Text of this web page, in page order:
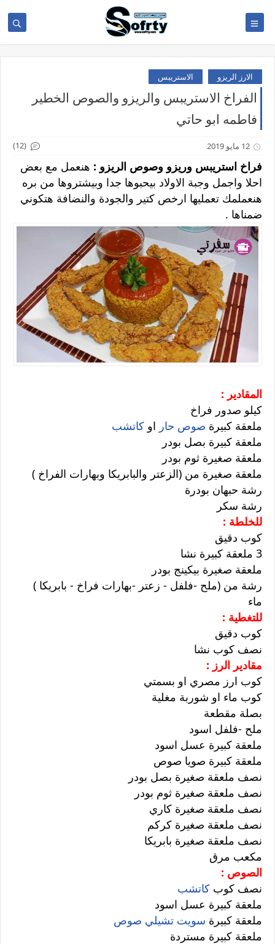
الارز الريزو الاستريبس
الفراخ الاستريبس والريزو والصوص الخطير
فاطمه ابو حاتي
12 مايو 2019 (12)
فراخ استريبس وريزو وصوص الريزو : هنعمل مع بعض
احلا واجمل وجبة الاولاد بيحبوها جدا وبيشتروها من بره
هنعملمك تعمليها ارخص كتير والجودة والنضافة هتكوني
ضمناها .
المقادير :
كيلو صدور فراخ
ملعقة كبيرة صوص حار او كاتشب
ملعقة كبيرة بصل بودر
ملعقة صغيرة ثوم بودر
ملعقة صغيرة من (الزعتر والبابريكا وبهارات الفراخ )
رشة حبهان بودرة
رشة سكر
للخلطة :
كوب دقيق
3 ملعقة كبيرة نشا
ملعقة صغيرة بيكينج بودر
رشة من (ملح -فلفل - زعتر -بهارات فراخ - بابريكا )
ماء
للتغطية :
كوب دقيق
نصف كوب نشا
مقادير الرز :
كوب ارز مصري او بسمتي
كوب ماء او شوربة مغلية
بصلة مقطعة
ملح -فلفل اسود
ملعقة كبيرة عسل اسود
ملعقة كبيرة صويا صوص
نصف ملعقة صغيرة بصل بودر
نصف ملعقة صغيرة ثوم بودر
نصف ملعقة صغيرة كاري
نصف ملعقة صغيرة كركم
نصف ملعقة صغيرة بابريكا
مكعب مرق
الصوص :
نصف كوب كاتشب
ملعقة كبيرة عسل اسود
ملعقة كبيرة سويت تشيلي صوص
ملعقة كبيرة مستردة